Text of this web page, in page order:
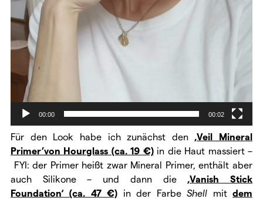
00:00 00:02
Für den Look habe ich zunächst den ‚Veil Mineral
Primer’von Hourglass (ca. 19 €) in die Haut massiert –
FYI: der Primer heißt zwar Mineral Primer, enthält aber
auch Silikone – und dann die ‚Vanish Stick
Foundation‘ (ca. 47 €) in der FarbeShell mitdem